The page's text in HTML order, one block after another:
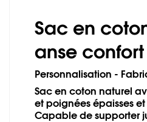
Sac en
anse confort
Personnalisation -
Sac en coton naturel
et poignées épaisses
Capable de supporter